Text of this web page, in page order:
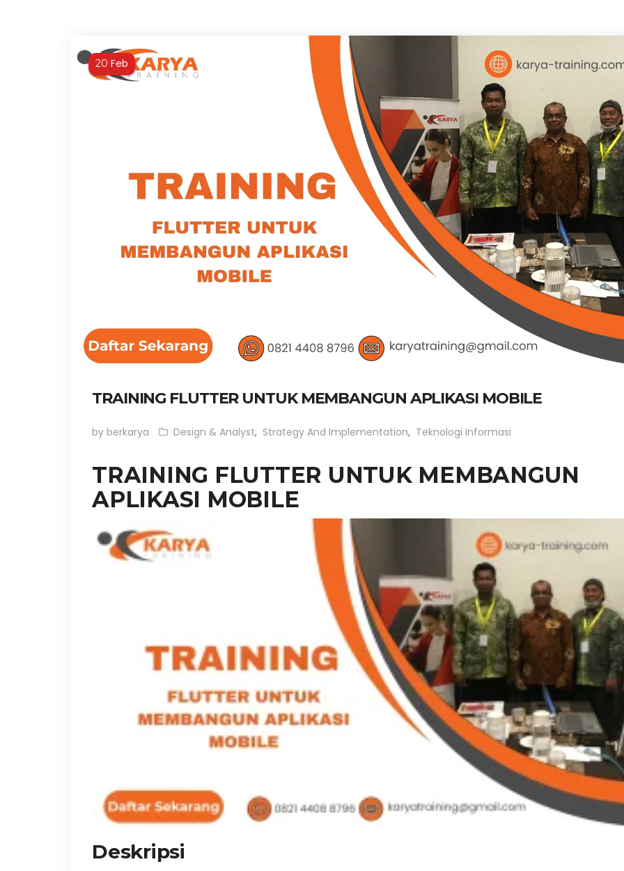
20 Feb
TRAINING FLUTTER UNTUK MEMBANGUN APLIKASI MOBILE
by berkarya Design & Analyst, Strategy And Implementation, Teknologi Informasi
TRAINING FLUTTER UNTUK MEMBANGUN
APLIKASI MOBILE
Deskripsi